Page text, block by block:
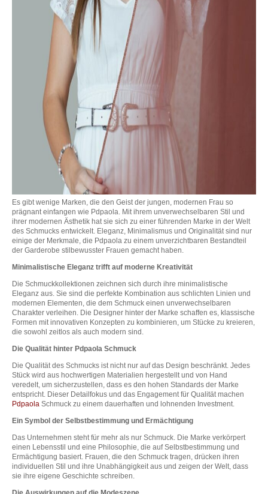
Es gibt wenige Marken, die den Geist der jungen, modernen Frau so
prägnant einfangen wie Pdpaola. Mit ihrem unverwechselbaren Stil und
ihrer modernen Ästhetik hat sie sich zu einer führenden Marke in der Welt
des Schmucks entwickelt. Eleganz, Minimalismus und Originalität sind nur
einige der Merkmale, die Pdpaola zu einem unverzichtbaren Bestandteil
der Garderobe stilbewusster Frauen gemacht haben.
Minimalistische Eleganz trifft auf moderne Kreativität
Die Schmuckkollektionen zeichnen sich durch ihre minimalistische
Eleganz aus. Sie sind die perfekte Kombination aus schlichten Linien und
modernen Elementen, die dem Schmuck einen unverwechselbaren
Charakter verleihen. Die Designer hinter der Marke schaffen es, klassische
Formen mit innovativen Konzepten zu kombinieren, um Stücke zu kreieren,
die sowohl zeitlos als auch modern sind.
Die Qualität hinter Pdpaola Schmuck
Die Qualität des Schmucks ist nicht nur auf das Design beschränkt. Jedes
Stück wird aus hochwertigen Materialien hergestellt und von Hand
veredelt, um sicherzustellen, dass es den hohen Standards der Marke
entspricht. Dieser Detailfokus und das Engagement für Qualität machen
Pdpaola Schmuck zu einem dauerhaften und lohnenden Investment.
Ein Symbol der Selbstbestimmung und Ermächtigung
Das Unternehmen steht für mehr als nur Schmuck. Die Marke verkörpert
einen Lebensstil und eine Philosophie, die auf Selbstbestimmung und
Ermächtigung basiert. Frauen, die den Schmuck tragen, drücken ihren
individuellen Stil und ihre Unabhängigkeit aus und zeigen der Welt, dass
sie ihre eigene Geschichte schreiben.